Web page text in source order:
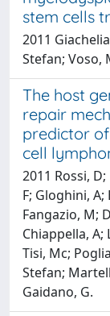
stem cells
2011
Stefan; Voso,
The host
repair
predictor
cell
2011 Rossi,
F; Gloghini,
Fangazio, M;
Chiappella,
Tisi, Mc;
Stefan;
Gaidano, G.